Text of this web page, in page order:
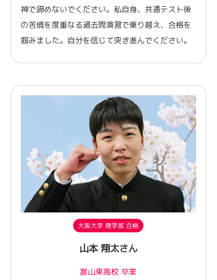
神で諦めないでください。私自身、共通テスト後
の苦境を度重なる過去問演習で乗り越え、合格を
掴みました。自分を信じて突き進んでください。
大阪大学 理学部 合格
山本 翔太さん
富山東高校 卒業